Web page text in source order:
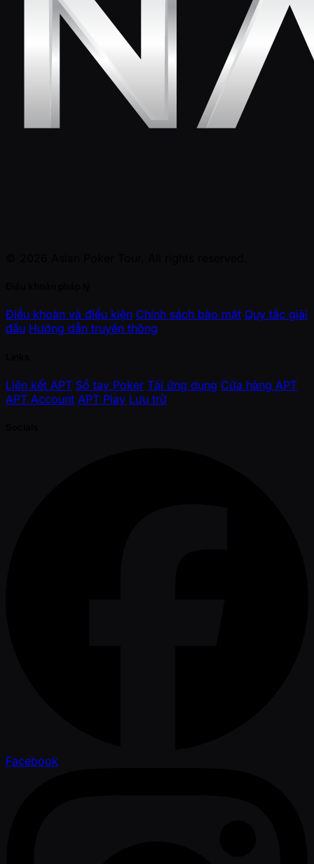
Điều khoản và điều kiện Chính sách bảo mật Quy tắc giải
đấu Hướng dẫn truyền thông
Liên kết APT Sổ tay Poker Tải ứng dụng Cửa hàng APT
APT Account APT Play Lưu trữ
Facebook